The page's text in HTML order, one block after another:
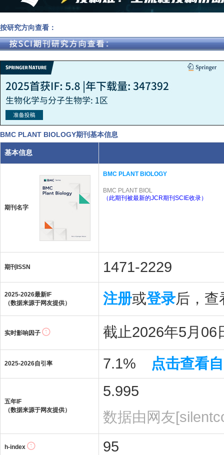
按研究方向查看：
BMC PLANT BIOLOGY期刊基本信息
基本信息
期刊名字
BMC PLANT BIOLOGY
BMC PLANT BIOL
（此期刊被最新的JCR期刊SCIE收录）
期刊ISSN 1471-2229
2025-2026最新IF
（数据来源于网友提供）
注册或登录后，查
实时影响因子 截止2026年5月06
2025-2026自引率 7.1% 点击查看
五年IF
（数据来源于网友提供）
5.995
数据由网友
h-index 95